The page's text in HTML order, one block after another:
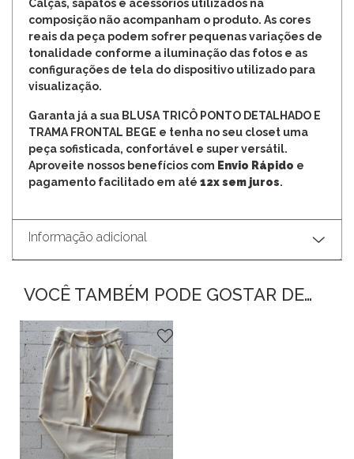
Calças, sapatos e acessórios utilizados na
composição não acompanham o produto. As cores
reais da peça podem sofrer pequenas variações de
tonalidade conforme a iluminação das fotos e as
configurações de tela do dispositivo utilizado para
visualização.
Garanta já a sua BLUSA TRICÔ PONTO DETALHADO E
TRAMA FRONTAL BEGE e tenha no seu closet uma
peça sofisticada, confortável e super versátil.
Aproveite nossos benefícios com Envio Rápido e
pagamento facilitado em até 12x sem juros.
Informação adicional
VOCÊ TAMBÉM PODE GOSTAR DE…